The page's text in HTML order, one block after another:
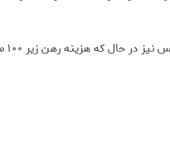
طبق بررسی های